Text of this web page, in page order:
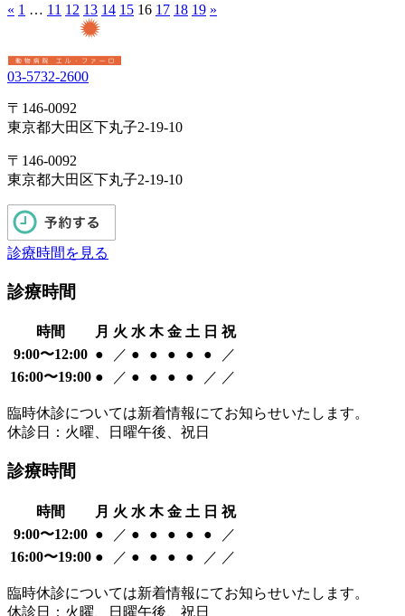
« 1 … 11 12 13 14 15 16 17 18 19 »
03-5732-2600
〒146-0092
東京都大田区下丸子2-19-10
〒146-0092
東京都大田区下丸子2-19-10
診療時間を見る
診療時間
時間 月 火 水 木 金 土 日 祝
9:00〜12:00 ● ／ ● ● ● ● ●
／
16:00〜19:00 ● ／ ● ● ● ● ／ ／
臨時休診については新着情報にてお知らせいたします。
休診日：火曜、日曜午後、祝日
診療時間
時間 月 火 水 木 金 土 日 祝
9:00〜12:00 ● ／ ● ● ● ● ●
／
16:00〜19:00 ● ／ ● ● ● ● ／ ／
臨時休診については新着情報にてお知らせいたします。
休診日：火曜、日曜午後、祝日